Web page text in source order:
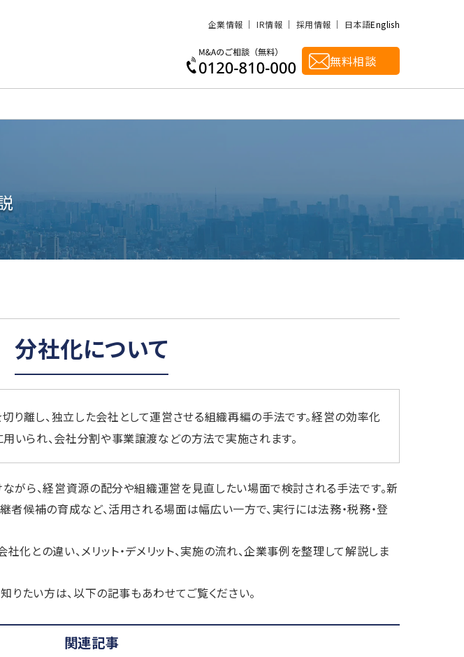
企業情報 IR情報 採用情報 日本語English
無料相談
分社化について
り離し、独立した会社として運営させる組織再編の手法です。経営の効率化
いられ、会社分割や事業譲渡などの方法で実施されます。
がら、経営資源の配分や組織運営を見直したい場面で検討される手法です。新
者候補の育成など、活用される場面は幅広い一方で、実行には法務・税務・登
との違い、メリット・デメリット、実施の流れ、企業事例を整理して解説しま
りたい方は、以下の記事もあわせてご覧ください。
関連記事